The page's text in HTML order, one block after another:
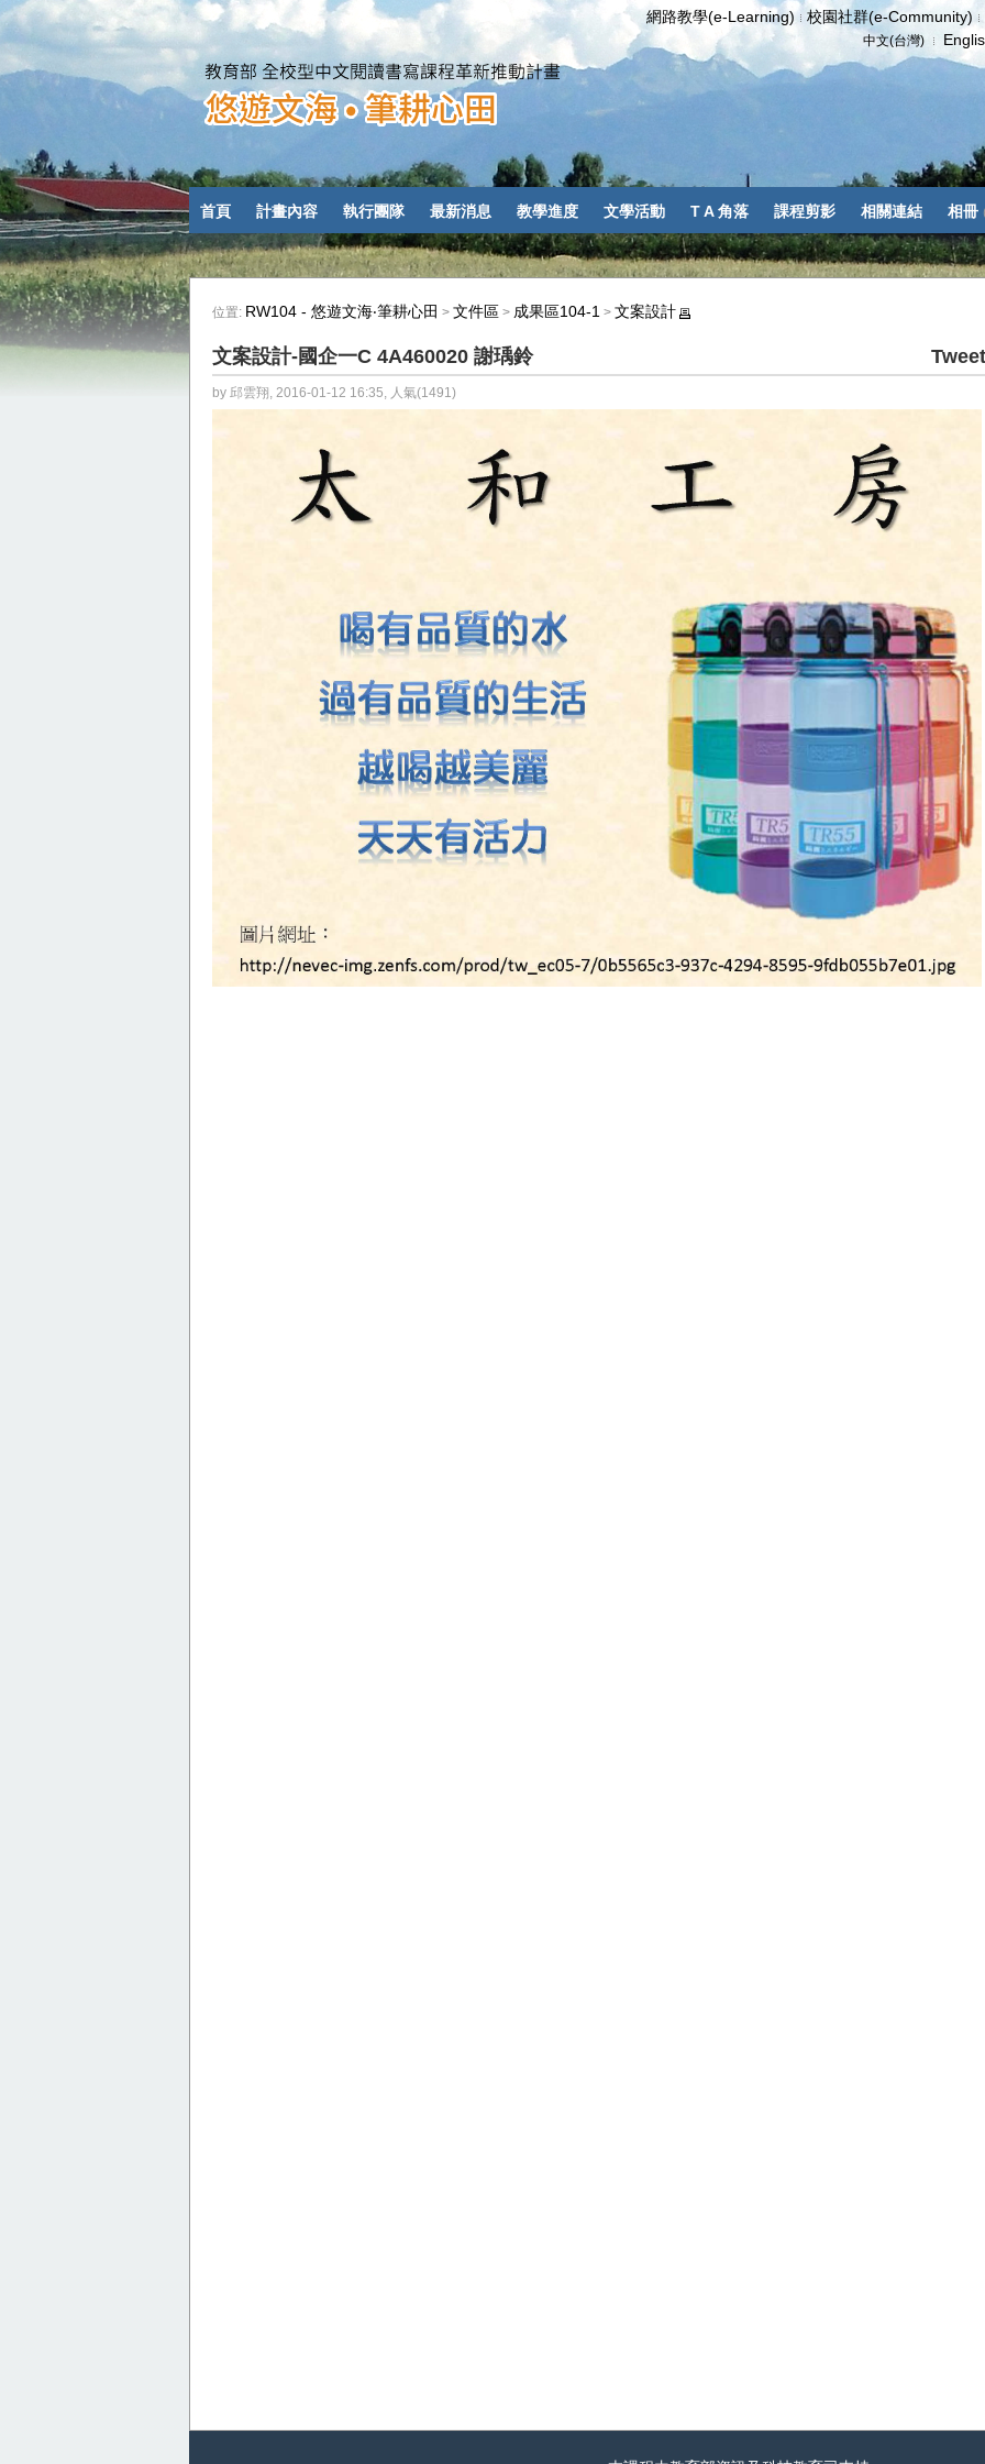
網路教學(e-Learning) 校園社群(e-Community)
中文(台灣)
首頁 計畫內容 執行團隊 最新消息 教學進度 文學活動 T A 角落 課程剪影 相關連結 相冊
位置: RW104 - 悠遊文海‧筆耕心田 > 文件區 > 成果區104-1 > 文案設計
文案設計-國企一C 4A460020 謝瑀鈴 Tweet
by 邱雲翔, 2016-01-12 16:35, 人氣(1491)